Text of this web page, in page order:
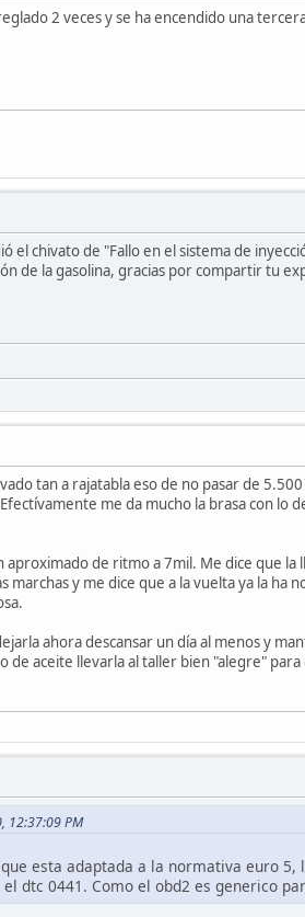
2 veces y se ha encendido una
el chivato de "Fallo en el sistema de
de la gasolina, gracias por compartir tu
tan a rajatabla eso de no pasar de
me da mucho la brasa con lo
de ritmo a 7mil. Me dice que
y me dice que a la vuelta ya la
ahora descansar un día al menos y
de aceite llevarla al taller bien "alegre"
12:37:09 PM
esta adaptada a la normativa euro
dtc 0441. Como el obd2 es generico